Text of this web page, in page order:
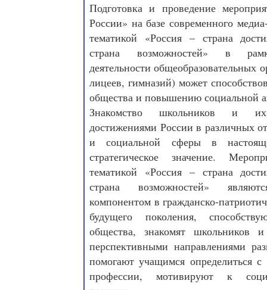
Подготовка и проведение
России» на базе современного
тематикой «Россия – страна
страна возможностей» в
деятельности общеобразовательных
лицеев, гимназий) может
общества и повышению социальной
Знакомство школьников и
достижениями России в различных
и социальной сферы в
стратегическое значение.
тематикой «Россия – страна
страна возможностей»
компонентом в гражданско-
будущего поколения,
общества, знакомят школьников
перспективными направлениями
помогают учащимся определиться
профессии, мотивируют к